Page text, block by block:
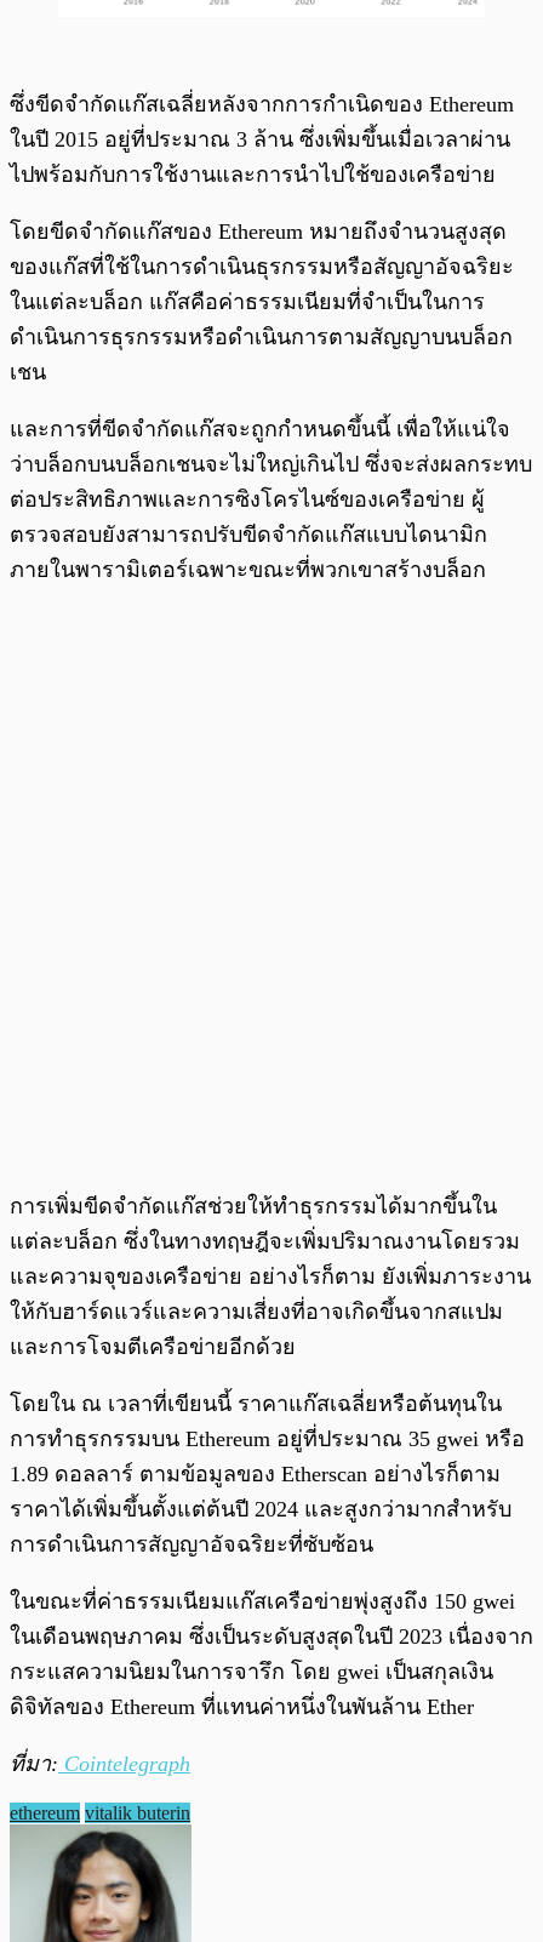
ซึ่งขีดจำกัดแก๊สเฉลี่ยหลังจากการกำเนิดของ Ethereum
ในปี 2015 อยู่ที่ประมาณ 3 ล้าน ซึ่งเพิ่มขึ้นเมื่อเวลาผ่าน
ไปพร้อมกับการใช้งานและการนำไปใช้ของเครือข่าย
โดยขีดจำกัดแก๊สของ Ethereum หมายถึงจำนวนสูงสุด
ของแก๊สที่ใช้ในการดำเนินธุรกรรมหรือสัญญาอัจฉริยะ
ในแต่ละบล็อก แก๊สคือค่าธรรมเนียมที่จำเป็นในการ
ดำเนินการธุรกรรมหรือดำเนินการตามสัญญาบนบล็อก
เชน
และการที่ขีดจำกัดแก๊สจะถูกกำหนดขึ้นนี้ เพื่อให้แน่ใจ
ว่าบล็อกบนบล็อกเชนจะไม่ใหญ่เกินไป ซึ่งจะส่งผลกระทบ
ต่อประสิทธิภาพและการซิงโครไนซ์ของเครือข่าย ผู้
ตรวจสอบยังสามารถปรับขีดจำกัดแก๊สแบบไดนามิก
ภายในพารามิเตอร์เฉพาะขณะที่พวกเขาสร้างบล็อก
การเพิ่มขีดจำกัดแก๊สช่วยให้ทำธุรกรรมได้มากขึ้นใน
แต่ละบล็อก ซึ่งในทางทฤษฎีจะเพิ่มปริมาณงานโดยรวม
และความจุของเครือข่าย อย่างไรก็ตาม ยังเพิ่มภาระงาน
ให้กับฮาร์ดแวร์และความเสี่ยงที่อาจเกิดขึ้นจากสแปม
และการโจมตีเครือข่ายอีกด้วย
โดยใน ณ เวลาที่เขียนนี้ ราคาแก๊สเฉลี่ยหรือต้นทุนใน
การทำธุรกรรมบน Ethereum อยู่ที่ประมาณ 35 gwei หรือ
1.89 ดอลลาร์ ตามข้อมูลของ Etherscan อย่างไรก็ตาม
ราคาได้เพิ่มขึ้นตั้งแต่ต้นปี 2024 และสูงกว่ามากสำหรับ
การดำเนินการสัญญาอัจฉริยะที่ซับซ้อน
ในขณะที่ค่าธรรมเนียมแก๊สเครือข่ายพุ่งสูงถึง 150 gwei
ในเดือนพฤษภาคม ซึ่งเป็นระดับสูงสุดในปี 2023 เนื่องจาก
กระแสความนิยมในการจารึก โดย gwei เป็นสกุลเงิน
ดิจิทัลของ Ethereum ที่แทนค่าหนึ่งในพันล้าน Ether
ที่มา: Cointelegraph
ethereum vitalik buterin